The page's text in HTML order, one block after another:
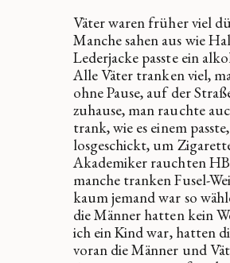
Väter waren früher viel
Manche sahen aus wie
Lederjacke passte ein
Alle Väter tranken viel,
ohne Pause, auf der
zuhause, man rauchte
trank, wie es einem
losgeschickt, um
Akademiker rauchten
manche tranken Fusel-
kaum jemand war so
die Männer hatten kein
ich ein Kind war, hatten
voran die Männer und